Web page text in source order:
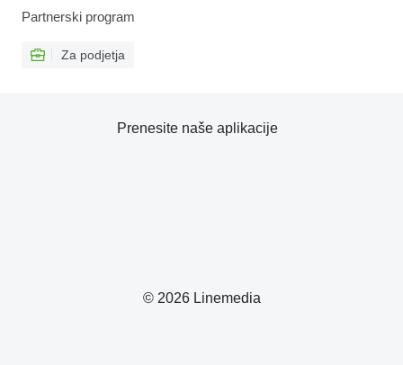
Partnerski program
Za podjetja
© 2026 Linemedia
Prenesite naše aplikacije